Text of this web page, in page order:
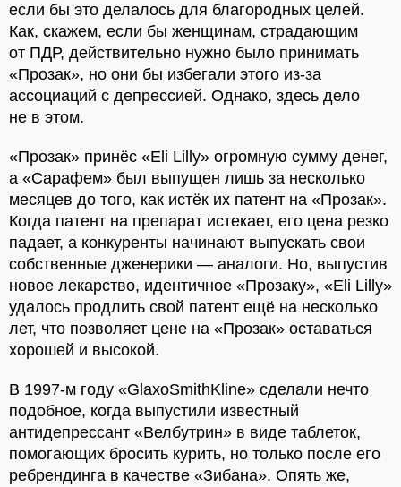
если бы это делалось для благородных целей.
Как, скажем, если бы женщинам, страдающим
от ПДР, действительно нужно было принимать
«Прозак», но они бы избегали этого из-за
ассоциаций с депрессией. Однако, здесь дело
не в этом.
«Прозак» принёс «Eli Lilly» огромную сумму денег,
а «Сарафем» был выпущен лишь за несколько
месяцев до того, как истёк их патент на «Прозак».
Когда патент на препарат истекает, его цена резко
падает, а конкуренты начинают выпускать свои
собственные дженерики — аналоги. Но, выпустив
новое лекарство, идентичное «Прозаку», «Eli Lilly»
удалось продлить свой патент ещё на несколько
лет, что позволяет цене на «Прозак» оставаться
хорошей и высокой.
В 1997-м году «GlaxoSmithKline» сделали нечто
подобное, когда выпустили известный
антидепрессант «Велбутрин» в виде таблеток,
помогающих бросить курить, но только после его
ребрендинга в качестве «Зибана». Опять же,